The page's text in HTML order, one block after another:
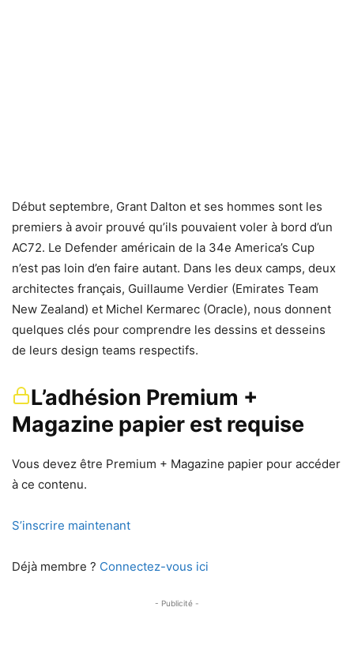
Début septembre, Grant Dalton et ses hommes sont les
premiers à avoir prouvé qu’ils pouvaient voler à bord d’un
AC72. Le Defender américain de la 34e America’s Cup
n’est pas loin d’en faire autant. Dans les deux camps, deux
architectes français, Guillaume Verdier (Emirates Team
New Zealand) et Michel Kermarec (Oracle), nous donnent
quelques clés pour comprendre les dessins et desseins
de leurs design teams respectifs.
L’adhésion Premium +
Magazine papier est requise
Vous devez être Premium + Magazine papier pour accéder
à ce contenu.
S’inscrire maintenant
Déjà membre ? Connectez-vous ici
- Publicité -